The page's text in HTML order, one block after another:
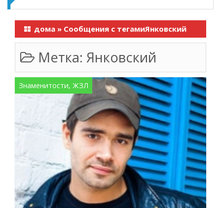
дома » Сообщения с тегамиЯнковский
Метка: Янковский
Знаменитости, ЖЗЛ